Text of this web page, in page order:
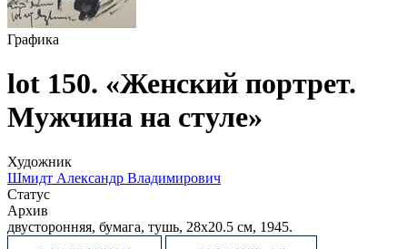
Графика
lot 150. «Женский портрет.
Мужчина на стуле»
Художник
Шмидт Александр Владимирович
Статус
Архив
двусторонняя, бумага, тушь, 28х20.5 см, 1945.